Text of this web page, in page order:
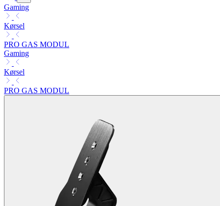
Gaming
Kørsel
PRO GAS MODUL
Gaming
Kørsel
PRO GAS MODUL